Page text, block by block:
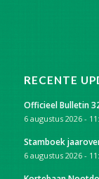
RECENTE
Officieel Bulletin
6 augustus 2026 -
Stamboek
6 augustus 2026 -